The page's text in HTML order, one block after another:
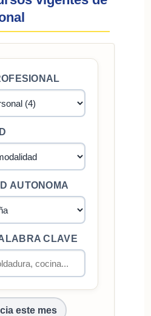
AUTONOMA
CLAVE
este mes